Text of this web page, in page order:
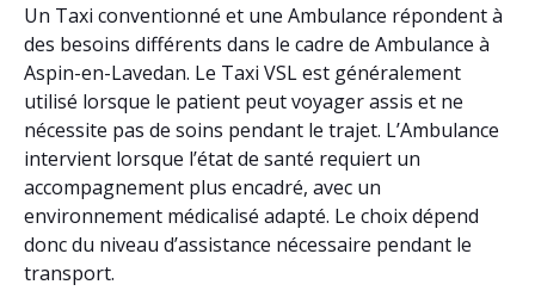
Un Taxi conventionné et une Ambulance répondent à
des besoins différents dans le cadre de Ambulance à
Aspin-en-Lavedan. Le Taxi VSL est généralement
utilisé lorsque le patient peut voyager assis et ne
nécessite pas de soins pendant le trajet. L’Ambulance
intervient lorsque l’état de santé requiert un
accompagnement plus encadré, avec un
environnement médicalisé adapté. Le choix dépend
donc du niveau d’assistance nécessaire pendant le
transport.